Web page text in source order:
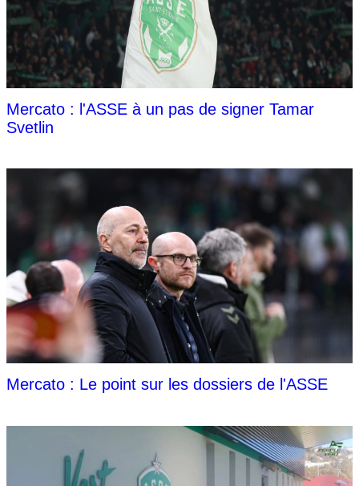
Mercato : l'ASSE à un pas de signer Tamar
Svetlin
Mercato : Le point sur les dossiers de l'ASSE